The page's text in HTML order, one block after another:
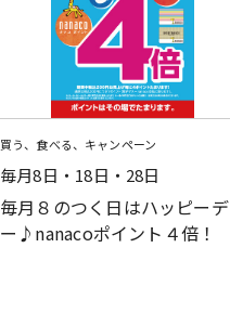
買う、食べる、キャンペーン
毎月8日・18日・28日
毎月８のつく日はハッピーデ
ー♪nanacoポイント４倍！